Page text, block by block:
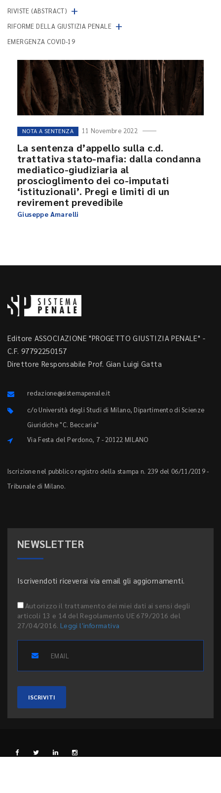
RIVISTE (ABSTRACT) +
RIFORME DELLA GIUSTIZIA PENALE +
EMERGENZA COVID-19
NOTA A SENTENZA 11 Novembre 2022
La sentenza d’appello sulla c.d.
trattativa stato-mafia: dalla condanna
mediatico-giudiziaria al
proscioglimento dei co-imputati
‘istituzionali’. Pregi e limiti di un
revirement prevedibile
Giuseppe Amarelli
Editore ASSOCIAZIONE "PROGETTO GIUSTIZIA PENALE" -
C.F. 97792250157
Direttore Responsabile Prof. Gian Luigi Gatta
redazione@sistemapenale.it
c/o Università degli Studi di Milano, Dipartimento di Scienze
Giuridiche "C. Beccaria"
Via Festa del Perdono, 7 - 20122 MILANO
Iscrizione nel pubblico registro della stampa n. 239 del 06/11/2019 -
Tribunale di Milano.
NEWSLETTER
Iscrivendoti riceverai via email gli aggiornamenti.
Autorizzo il trattamento dei miei dati ai sensi degli
articoli 13 e 14 del Regolamento UE 679/2016 del
27/04/2016. Leggi l'informativa
ISCRIVITI